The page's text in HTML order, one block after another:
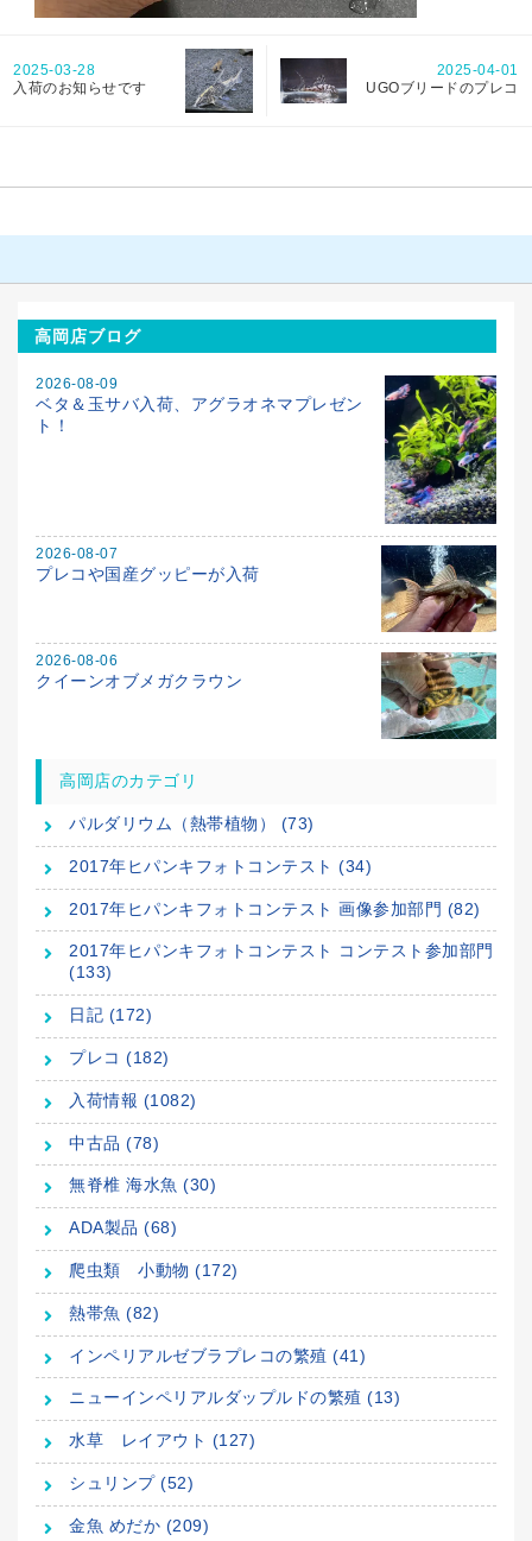
2025-03-28
入荷のお知らせです
2025-04-01
UGOブリードのプレコ
高岡店ブログ
2026-08-09
ベタ＆玉サバ入荷、アグラオネマプレゼン
ト！
2026-08-07
プレコや国産グッピーが入荷
2026-08-06
クイーンオブメガクラウン
高岡店のカテゴリ
パルダリウム（熱帯植物） (73)
2017年ヒパンキフォトコンテスト (34)
2017年ヒパンキフォトコンテスト 画像参加部門 (82)
2017年ヒパンキフォトコンテスト コンテスト参加部門
(133)
日記 (172)
プレコ (182)
入荷情報 (1082)
中古品 (78)
無脊椎 海水魚 (30)
ADA製品 (68)
爬虫類 小動物 (172)
熱帯魚 (82)
インペリアルゼブラプレコの繁殖 (41)
ニューインペリアルダップルドの繁殖 (13)
水草 レイアウト (127)
シュリンプ (52)
金魚 めだか (209)